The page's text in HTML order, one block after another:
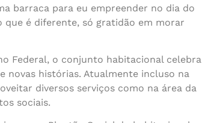
barraca para eu empreender no dia do
que é diferente, só gratidão em morar
Federal, o conjunto habitacional celebra
novas histórias. Atualmente incluso na
diversos serviços como na área da
sociais.